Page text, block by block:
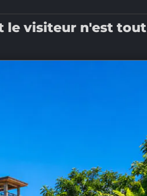
le visiteur n'est tout